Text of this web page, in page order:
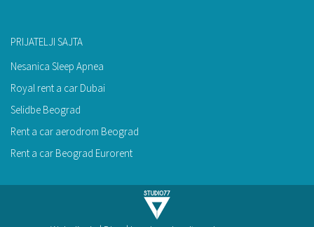
PRIJATELJI SAJTA
Nesanica Sleep Apnea
Royal rent a car Dubai
Selidbe Beograd
Rent a car aerodrom Beograd
Rent a car Beograd Eurorent